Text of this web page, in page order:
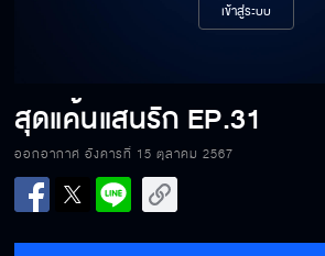
เข้าสู่ระบบ
สุดแค้นแสนรัก EP.31
ออกอากาศ อังคารที่ 15 ตุลาคม 2567